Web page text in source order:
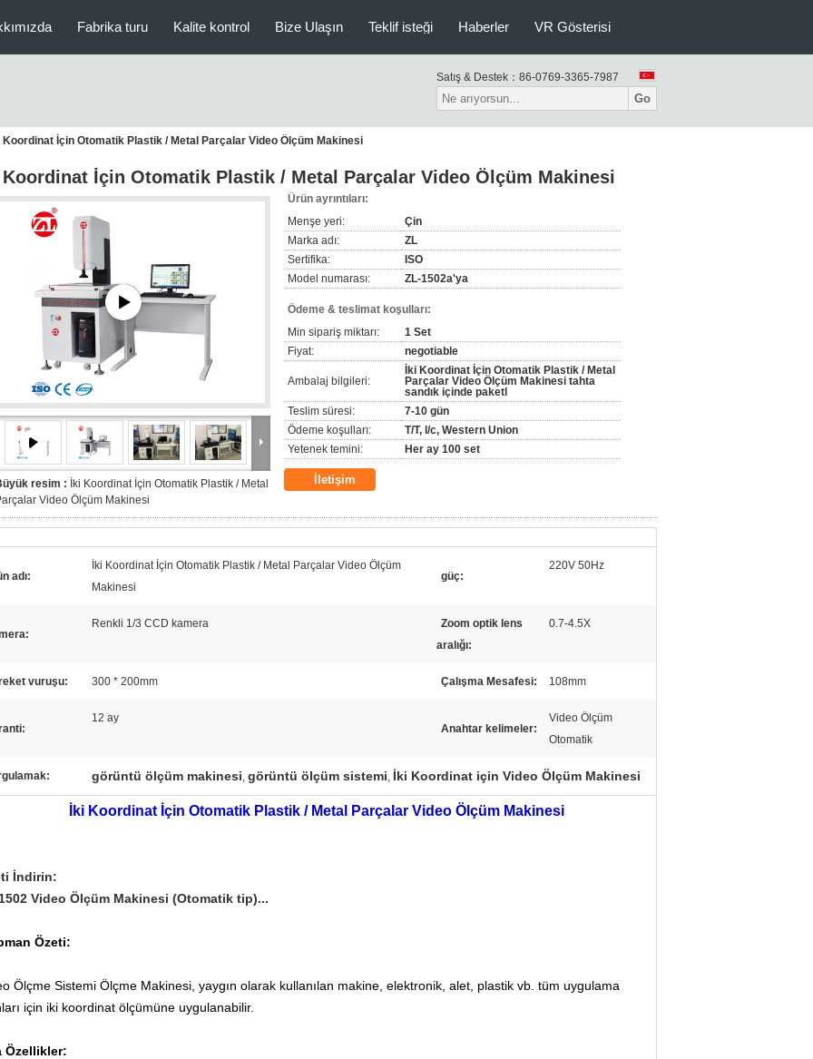
Fabrika turu Kalite kontrol Bize Ulaşın Teklif isteği Haberler VR Gösterisi
Satış & Destek： 86-0769-3365-7987
Go
Koordinat İçin Otomatik Plastik / Metal Parçalar Video Ölçüm Makinesi
İçin Otomatik Plastik / Metal Parçalar Video Ölçüm Makinesi
resim :
İki Koordinat İçin Otomatik Plastik / Metal
Video Ölçüm Makinesi
Ürün ayrıntıları:
Menşe yeri:
Çin
Marka adı:
ZL
Sertifika:
ISO
Model numarası:
ZL-1502a'ya
Ödeme & teslimat koşulları:
Min sipariş miktarı:
1 Set
Fiyat:
negotiable
Ambalaj bilgileri:
İki Koordinat İçin Otomatik Plastik / Metal
Parçalar Video Ölçüm Makinesi tahta
sandık içinde paketl
Teslim süresi:
7-10 gün
Ödeme koşulları:
T/T, l/c, Western Union
Yetenek temini:
Her ay 100 set
İletişim
adı:
İki Koordinat İçin Otomatik Plastik / Metal Parçalar Video Ölçüm
Makinesi
güç:
220V 50Hz
Renkli 1/3 CCD kamera
Zoom optik lens
aralığı:
0.7-4.5X
vuruşu: 300 * 200mm Çalışma Mesafesi: 108mm
12 ay
Anahtar kelimeler:
Video Ölçüm
Otomatik
görüntü ölçüm makinesi, görüntü ölçüm sistemi, İki Koordinat için Video Ölçüm Makinesi
İki Koordinat İçin Otomatik Plastik / Metal Parçalar Video Ölçüm Makinesi
İndirin:
Video Ölçüm Makinesi (Otomatik tip)...
Özeti:
Ölçme Sistemi Ölçme Makinesi, yaygın olarak kullanılan makine, elektronik, alet, plastik vb. tüm uygulama
için iki koordinat ölçümüne uygulanabilir.
Özellikler: